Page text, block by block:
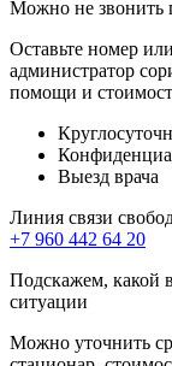
Можно не звонить
Оставьте номер
администратор
помощи и
Выезд врача
Линия связи
+7 960 442 64 20
Подскажем, какой
ситуации
Можно уточнить